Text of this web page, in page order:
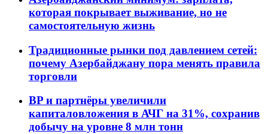
которая покрывает выживание, но не
самостоятельную жизнь
Традиционные рынки под давлением сетей:
почему Азербайджану пора менять правила
торговли
BP и партнёры увеличили
капиталовложения в АЧГ на 31%, сохранив
добычу на уровне 8 млн тонн